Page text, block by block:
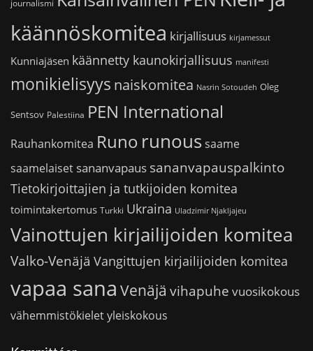
journalismi
käännöskomitea kirjallisuus kirjamessut
Kunniajäsen käännetty kaunokirjallisuus manifesti
monikielisyys naiskomitea Nasrin Sotoudeh Oleg
Sentsov Palestiina PEN International
Rauhankomitea Runo runoussaame
saamelaiset sananvapaus sananvapauspalkinto
Tietokirjoittajien ja tutkijoiden komitea
toimintakertomus Turkki Ukraina Uladzimir Njakljajeu
Vainottujen kirjailijoiden komitea
Valko-Venäjä Vangittujen kirjailijoiden komitea
vapaa sana Venäjä vihapuhe vuosikokous
vähemmistökieletyleiskokous